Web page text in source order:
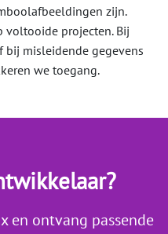
zijn.
voltooide projecten. Bij
bij misleidende gegevens
we toegang.
en ontvang passende